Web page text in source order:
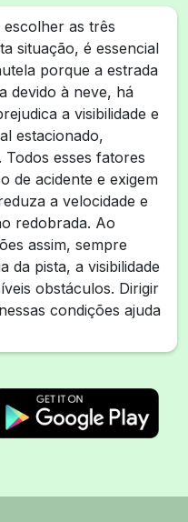
as três
situação, é essencial
porque a estrada
devido à neve, há
a visibilidade e
estacionado,
Todos esses fatores
de acidente e exigem
a velocidade e
redobrada. Ao
assim, sempre
da pista, a visibilidade
obstáculos. Dirigir
condições ajuda